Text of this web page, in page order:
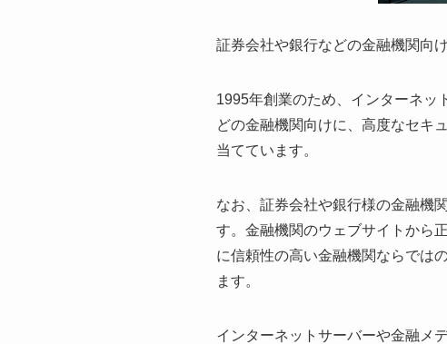
証券会社や銀行などの金融機関向
1995年創業のため、インターネッ
どの金融機関向けに、高度なセキ
当てています。
なお、証券会社や銀行様の金融機
す。金融機関のウェブサイトから
に信頼性の高い金融機関ならでは
ます。
インターネットサーバーや金融メ